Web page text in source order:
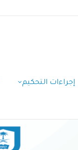
إجراءات التحكيم